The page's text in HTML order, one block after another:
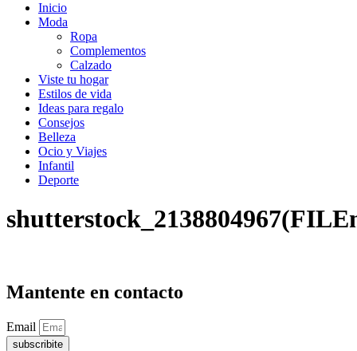
Inicio
Moda
Ropa
Complementos
Calzado
Viste tu hogar
Estilos de vida
Ideas para regalo
Consejos
Belleza
Ocio y Viajes
Infantil
Deporte
Mantente en contacto
Email
subscribite